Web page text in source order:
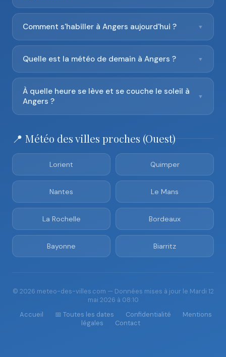
Comment s'habiller à Angers aujourd'hui ? ▼
Quelle est la météo de demain à Angers ? ▼
À quelle heure se lève et se couche le soleil à
Angers ?
▼
📍 Météo des villes proches (Ouest)
Lorient Quimper
Nantes Le Mans
La Rochelle Bordeaux
Bayonne Biarritz
© 2026 meteo-des-villes.com — Données mises à jour le Mardi 12
mai 2026 à 08:10
Accueil
📅 Toutes les dates Confidentialité
Mentions
légales
Contact